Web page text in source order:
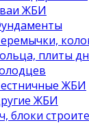
ЖБИ
плиты
ЖБИ
ЖБИ
блоки